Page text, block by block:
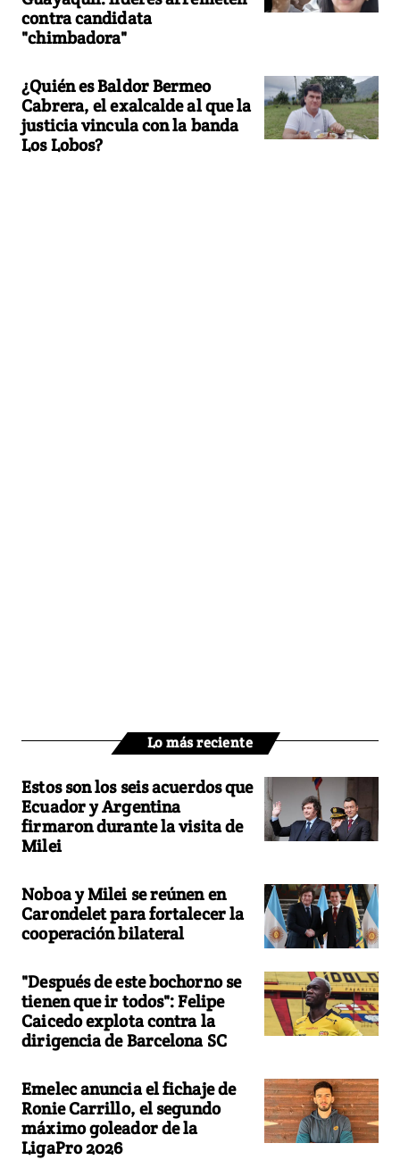
contra candidata
"chimbadora"
¿Quién es Baldor Bermeo
Cabrera, el exalcalde al que la
justicia vincula con la banda
Los Lobos?
Lo más reciente
Estos son los seis acuerdos que
Ecuador y Argentina
firmaron durante la visita de
Milei
Noboa y Milei se reúnen en
Carondelet para fortalecer la
cooperación bilateral
"Después de este bochorno se
tienen que ir todos": Felipe
Caicedo explota contra la
dirigencia de Barcelona SC
Emelec anuncia el fichaje de
Ronie Carrillo, el segundo
máximo goleador de la
LigaPro 2026